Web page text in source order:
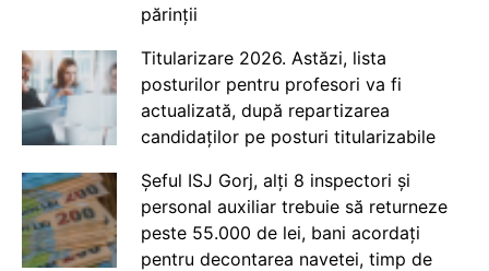
părinții
Titularizare 2026. Astăzi, lista
posturilor pentru profesori va fi
actualizată, după repartizarea
candidaților pe posturi titularizabile
Șeful ISJ Gorj, alți 8 inspectori și
personal auxiliar trebuie să returneze
peste 55.000 de lei, bani acordați
pentru decontarea navetei, timp de